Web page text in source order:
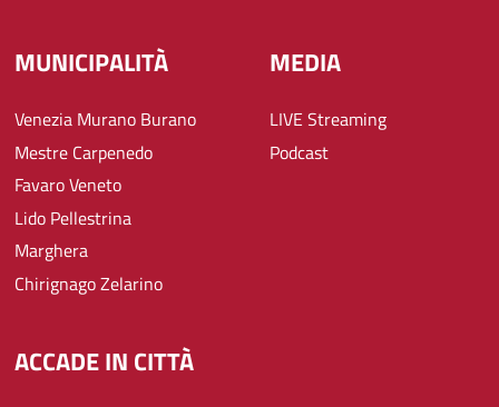
MUNICIPALITÀ
Venezia Murano Burano
Mestre Carpenedo
Favaro Veneto
Lido Pellestrina
Marghera
Chirignago Zelarino
MEDIA
LIVE Streaming
Podcast
ACCADE IN CITTÀ